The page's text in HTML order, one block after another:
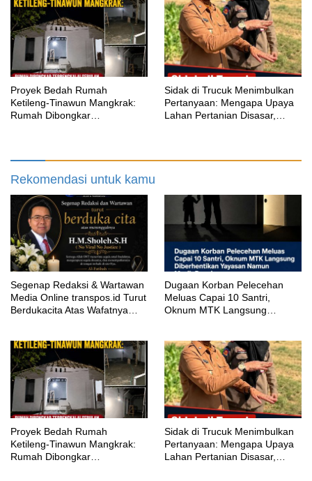
Proyek Bedah Rumah
Ketileng-Tinawun Mangkrak:
Rumah Dibongkar
‎Sidak di Trucuk Menimbulkan
Pertanyaan: Mengapa Upaya
Lahan Pertanian Disasar,
Rekomendasi untuk kamu
Segenap Redaksi & Wartawan
Media Online transpos.id Turut
Berdukacita Atas Wafatnya
‎Dugaan Korban Pelecehan
Meluas Capai 10 Santri,
Oknum MTK Langsung
Proyek Bedah Rumah
Ketileng-Tinawun Mangkrak:
Rumah Dibongkar
‎Sidak di Trucuk Menimbulkan
Pertanyaan: Mengapa Upaya
Lahan Pertanian Disasar,